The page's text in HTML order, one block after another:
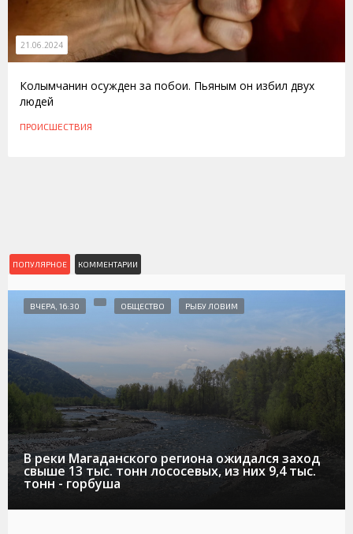
21.06.2024
Колымчанин осужден за побои. Пьяным он избил двух
людей
ПРОИСШЕСТВИЯ
ПОПУЛЯРНОЕ КОММЕНТАРИИ
В реки Магаданского региона ожидался заход
свыше 13 тыс. тонн лососевых, из них 9,4 тыс.
тонн - горбуша
ВЧЕРА, 16:30 ОБЩЕСТВО РЫБУ ЛОВИМ